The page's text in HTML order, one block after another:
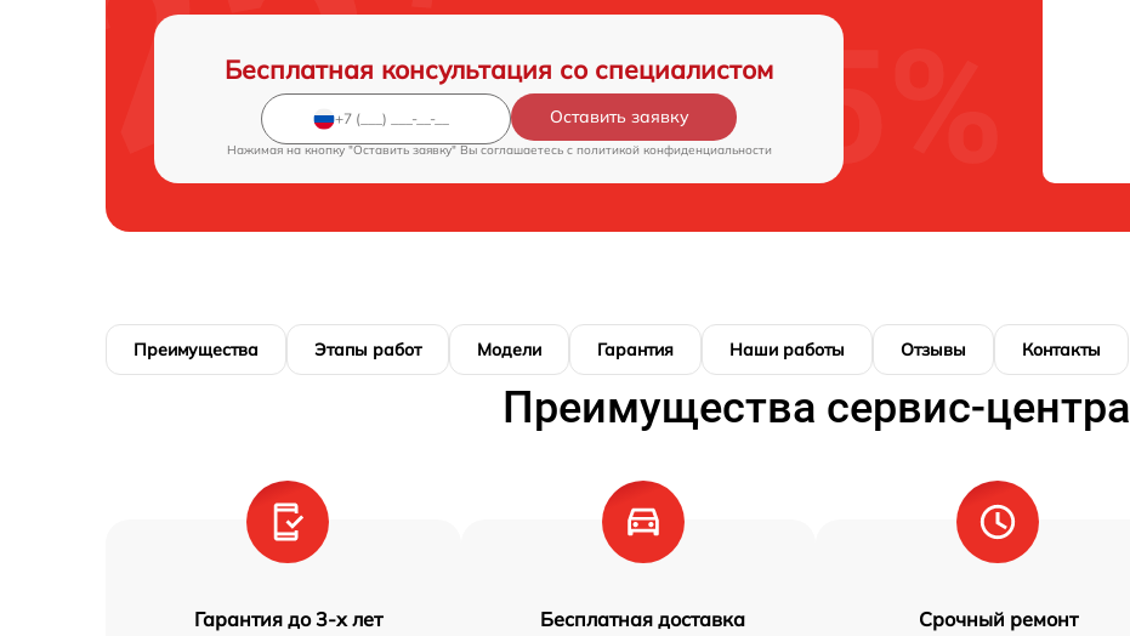
Бесплатная консультация со специалистом
Оставить заявку
Нажимая на кнопку "Оставить заявку" Вы соглашаетесь c политикой конфиденциальности
Преимущества Этапы работ Модели Гарантия Наши работы Отзывы Контакты
Преимущества сервис-центра
Гарантия до 3-х лет Бесплатная доставка Срочный ремонт